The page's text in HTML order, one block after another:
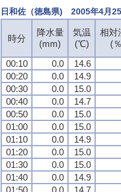
日和佐（徳島県) 2005年4月25
時分
降水量
(mm)
気温
(℃)
相対
(
00:10
0.0 14.6
00:20
0.0 14.9
00:30
0.0 15.0
00:40
0.0 14.7
00:50
0.0 15.0
01:00
0.0 15.0
01:10
0.0 14.9
01:20
0.0 15.0
01:30
0.0 15.0
01:40
0.0 14.9
01:50
0.0 14.7